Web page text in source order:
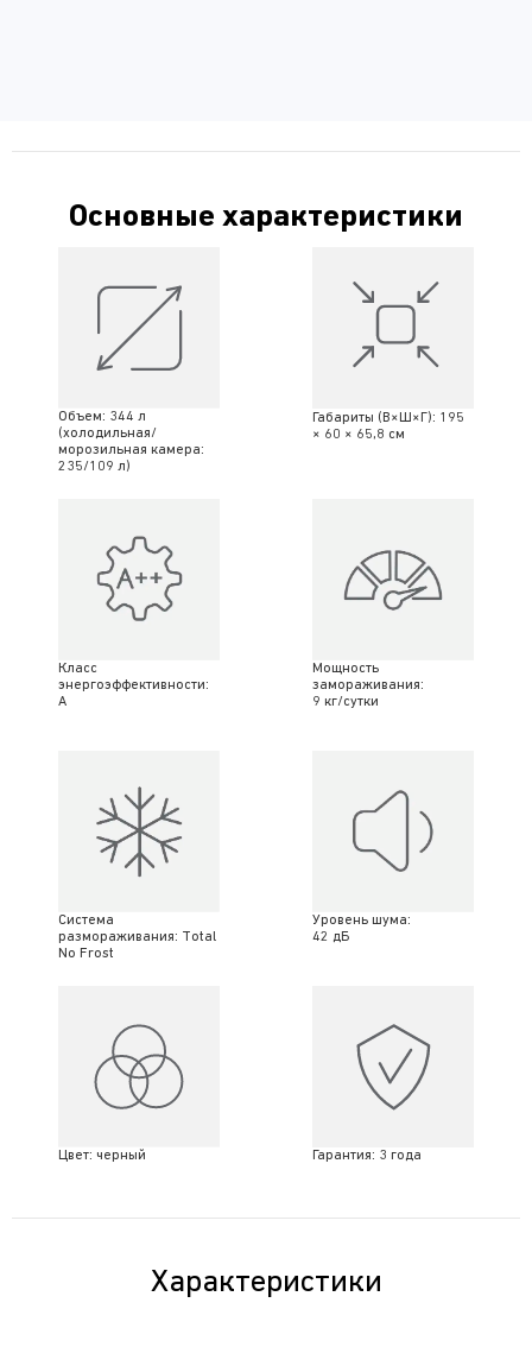
Основные характеристики
Объем: 344 л
(холодильная/
морозильная камера:
235/109 л)
Габариты (В×Ш×Г): 195
× 60 × 65,8 см
Класс
энергоэффективности:
A
Мощность
замораживания:
9 кг/сутки
Система
размораживания: Total
No Frost
Уровень шума:
42 дБ
Цвет: черный Гарантия: 3 года
Характеристики